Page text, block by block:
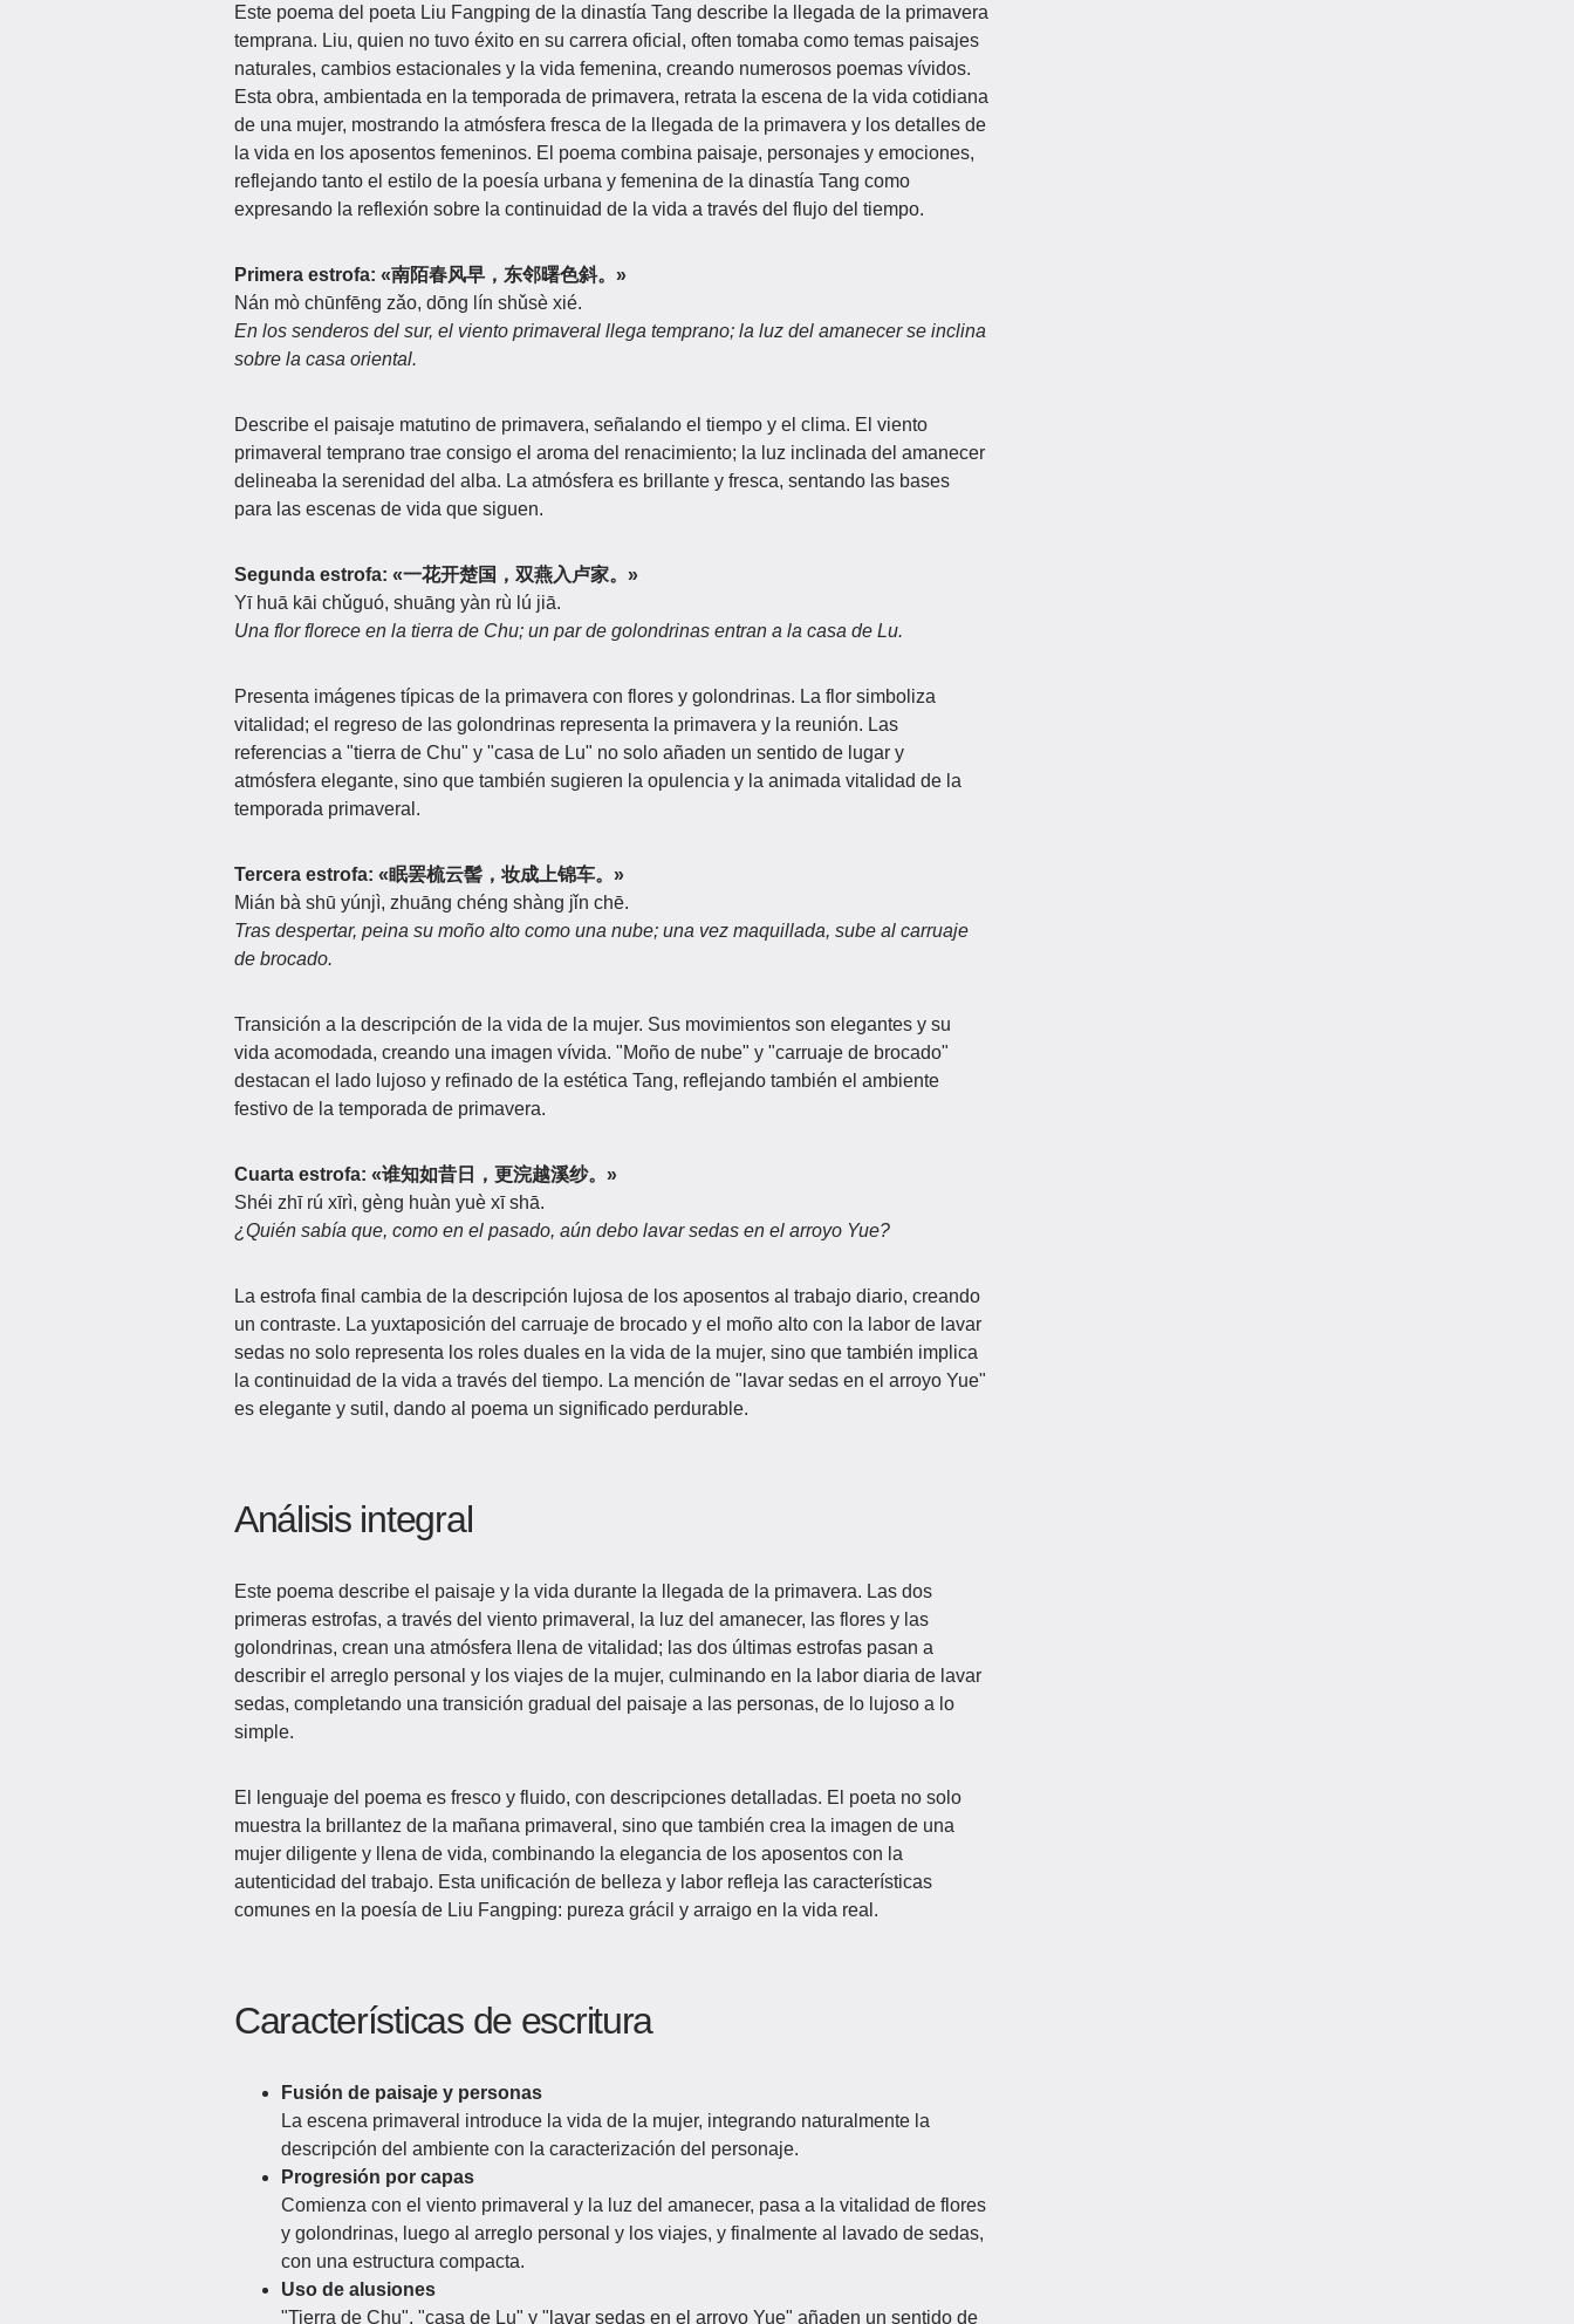
Este poema del poeta Liu Fangping de la dinastía Tang describe la llegada de la primavera
temprana. Liu, quien no tuvo éxito en su carrera oficial, often tomaba como temas paisajes
naturales, cambios estacionales y la vida femenina, creando numerosos poemas vívidos.
Esta obra, ambientada en la temporada de primavera, retrata la escena de la vida cotidiana
de una mujer, mostrando la atmósfera fresca de la llegada de la primavera y los detalles de
la vida en los aposentos femeninos. El poema combina paisaje, personajes y emociones,
reflejando tanto el estilo de la poesía urbana y femenina de la dinastía Tang como
expresando la reflexión sobre la continuidad de la vida a través del flujo del tiempo.
Primera estrofa: «南陌春风早，东邻曙色斜。»
Nán mò chūnfēng zǎo, dōng lín shǔsè xié.
En los senderos del sur, el viento primaveral llega temprano; la luz del amanecer se inclina
sobre la casa oriental.
Describe el paisaje matutino de primavera, señalando el tiempo y el clima. El viento
primaveral temprano trae consigo el aroma del renacimiento; la luz inclinada del amanecer
delineaba la serenidad del alba. La atmósfera es brillante y fresca, sentando las bases
para las escenas de vida que siguen.
Segunda estrofa: «一花开楚国，双燕入卢家。»
Yī huā kāi chǔguó, shuāng yàn rù lú jiā.
Una flor florece en la tierra de Chu; un par de golondrinas entran a la casa de Lu.
Presenta imágenes típicas de la primavera con flores y golondrinas. La flor simboliza
vitalidad; el regreso de las golondrinas representa la primavera y la reunión. Las
referencias a "tierra de Chu" y "casa de Lu" no solo añaden un sentido de lugar y
atmósfera elegante, sino que también sugieren la opulencia y la animada vitalidad de la
temporada primaveral.
Tercera estrofa: «眠罢梳云髻，妆成上锦车。»
Mián bà shū yúnjì, zhuāng chéng shàng jǐn chē.
Tras despertar, peina su moño alto como una nube; una vez maquillada, sube al carruaje
de brocado.
Transición a la descripción de la vida de la mujer. Sus movimientos son elegantes y su
vida acomodada, creando una imagen vívida. "Moño de nube" y "carruaje de brocado"
destacan el lado lujoso y refinado de la estética Tang, reflejando también el ambiente
festivo de la temporada de primavera.
Cuarta estrofa: «谁知如昔日，更浣越溪纱。»
Shéi zhī rú xīrì, gèng huàn yuè xī shā.
¿Quién sabía que, como en el pasado, aún debo lavar sedas en el arroyo Yue?
La estrofa final cambia de la descripción lujosa de los aposentos al trabajo diario, creando
un contraste. La yuxtaposición del carruaje de brocado y el moño alto con la labor de lavar
sedas no solo representa los roles duales en la vida de la mujer, sino que también implica
la continuidad de la vida a través del tiempo. La mención de "lavar sedas en el arroyo Yue"
es elegante y sutil, dando al poema un significado perdurable.
Análisis integral
Este poema describe el paisaje y la vida durante la llegada de la primavera. Las dos
primeras estrofas, a través del viento primaveral, la luz del amanecer, las flores y las
golondrinas, crean una atmósfera llena de vitalidad; las dos últimas estrofas pasan a
describir el arreglo personal y los viajes de la mujer, culminando en la labor diaria de lavar
sedas, completando una transición gradual del paisaje a las personas, de lo lujoso a lo
simple.
El lenguaje del poema es fresco y fluido, con descripciones detalladas. El poeta no solo
muestra la brillantez de la mañana primaveral, sino que también crea la imagen de una
mujer diligente y llena de vida, combinando la elegancia de los aposentos con la
autenticidad del trabajo. Esta unificación de belleza y labor refleja las características
comunes en la poesía de Liu Fangping: pureza grácil y arraigo en la vida real.
Características de escritura
Fusión de paisaje y personas
La escena primaveral introduce la vida de la mujer, integrando naturalmente la
descripción del ambiente con la caracterización del personaje.
Progresión por capas
Comienza con el viento primaveral y la luz del amanecer, pasa a la vitalidad de flores
y golondrinas, luego al arreglo personal y los viajes, y finalmente al lavado de sedas,
con una estructura compacta.
Uso de alusiones
"Tierra de Chu", "casa de Lu" y "lavar sedas en el arroyo Yue" añaden un sentido de